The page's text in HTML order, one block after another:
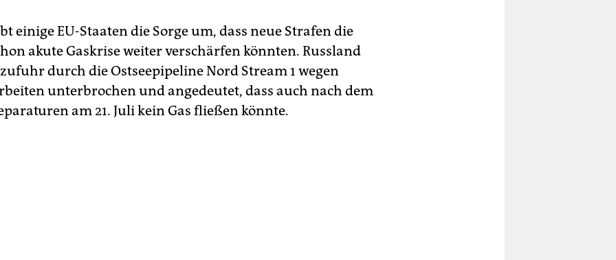
einige EU-Staaten die Sorge um, dass neue Strafen die
akute Gaskrise weiter verschärfen könnten. Russland
durch die Ostseepipeline Nord Stream 1 wegen
unterbrochen und angedeutet, dass auch nach dem
am 21. Juli kein Gas fließen könnte.